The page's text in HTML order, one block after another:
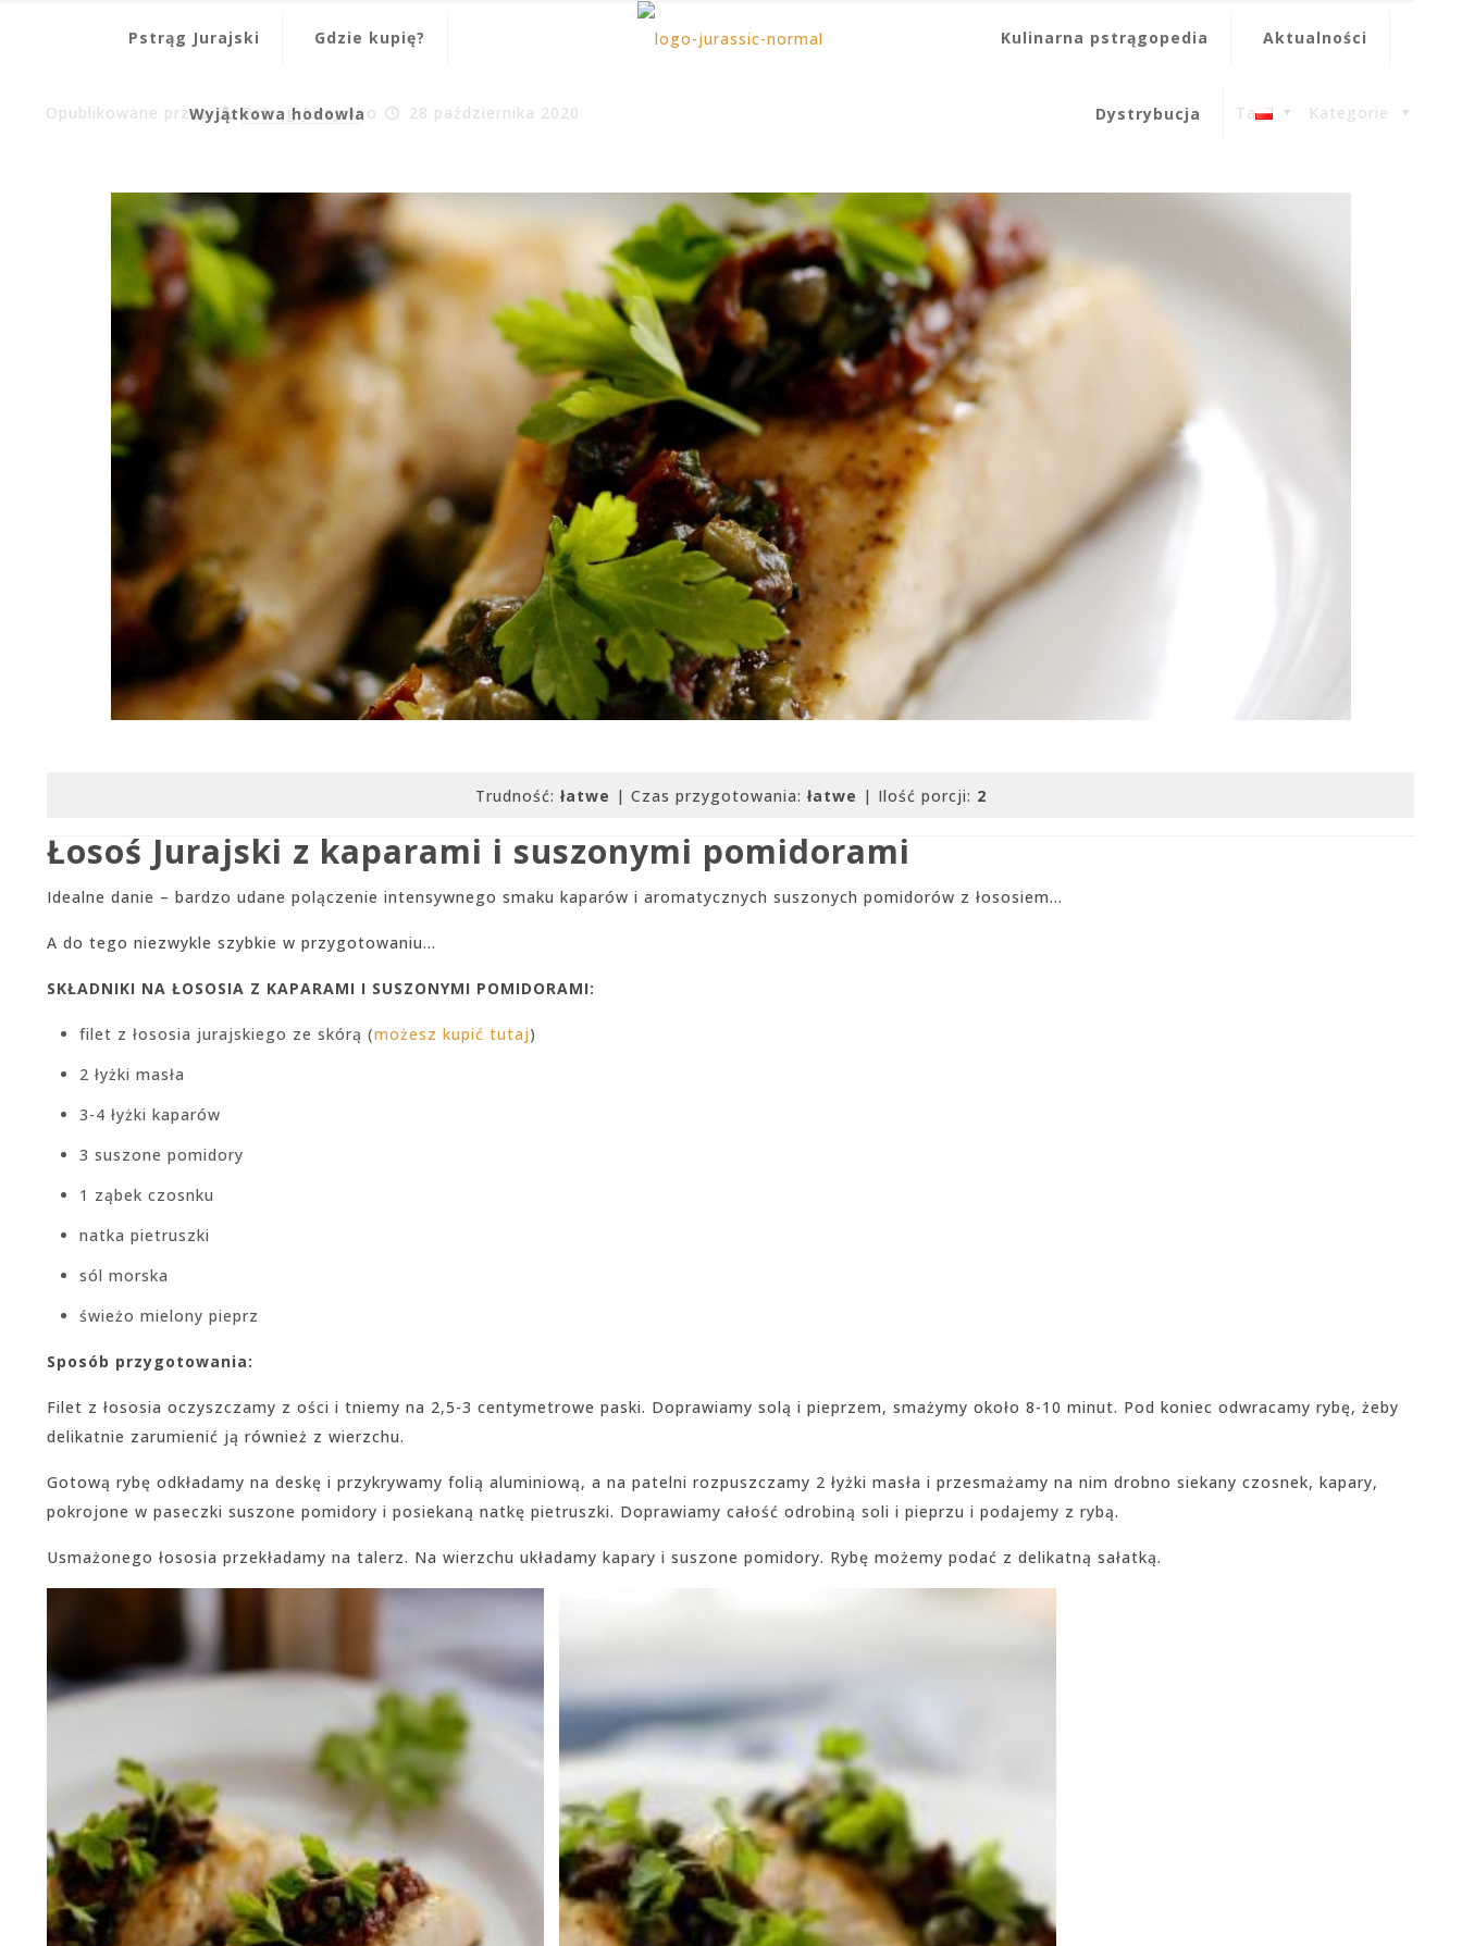
Pstrąg Jurajski Gdzie kupię?
Wyjątkowa hodowla
Kulinarna pstrągopedia Aktualności
Dystrybucja
Opublikowane przez Pstrąg Jurajski o 28 października 2020 Kategorie
Tagi
Trudność: łatwe | Czas przygotowania: łatwe | Ilość porcji: 2
Łosoś Jurajski z kaparami i suszonymi pomidorami
Idealne danie – bardzo udane polączenie intensywnego smaku kaparów i aromatycznych suszonych pomidorów z łososiem…
A do tego niezwykle szybkie w przygotowaniu…
SKŁADNIKI NA ŁOSOSIA Z KAPARAMI I SUSZONYMI POMIDORAMI:
filet z łososia jurajskiego ze skórą (możesz kupić tutaj)
2 łyżki masła
3-4 łyżki kaparów
3 suszone pomidory
1 ząbek czosnku
natka pietruszki
sól morska
świeżo mielony pieprz
Sposób przygotowania:
Filet z łososia oczyszczamy z ości i tniemy na 2,5-3 centymetrowe paski. Doprawiamy solą i pieprzem, smażymy około 8-10 minut. Pod koniec odwracamy rybę, żeby
delikatnie zarumienić ją również z wierzchu.
Gotową rybę odkładamy na deskę i przykrywamy folią aluminiową, a na patelni rozpuszczamy 2 łyżki masła i przesmażamy na nim drobno siekany czosnek, kapary,
pokrojone w paseczki suszone pomidory i posiekaną natkę pietruszki. Doprawiamy całość odrobiną soli i pieprzu i podajemy z rybą.
Usmażonego łososia przekładamy na talerz. Na wierzchu układamy kapary i suszone pomidory. Rybę możemy podać z delikatną sałatką.